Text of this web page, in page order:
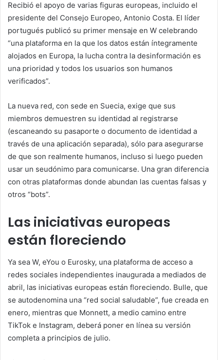
Recibió el apoyo de varias figuras europeas, incluido el
presidente del Consejo Europeo, Antonio Costa. El líder
portugués publicó su primer mensaje en W celebrando
“una plataforma en la que los datos están íntegramente
alojados en Europa, la lucha contra la desinformación es
una prioridad y todos los usuarios son humanos
verificados”.
La nueva red, con sede en Suecia, exige que sus
miembros demuestren su identidad al registrarse
(escaneando su pasaporte o documento de identidad a
través de una aplicación separada), sólo para asegurarse
de que son realmente humanos, incluso si luego pueden
usar un seudónimo para comunicarse. Una gran diferencia
con otras plataformas donde abundan las cuentas falsas y
otros “bots”.
Las iniciativas europeas
están floreciendo
Ya sea W, eYou o Eurosky, una plataforma de acceso a
redes sociales independientes inaugurada a mediados de
abril, las iniciativas europeas están floreciendo. Bulle, que
se autodenomina una “red social saludable”, fue creada en
enero, mientras que Monnett, a medio camino entre
TikTok e Instagram, deberá poner en línea su versión
completa a principios de julio.